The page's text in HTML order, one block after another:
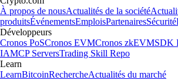
À propos de nousActualités de la société
produitsÉvénementsEmploisPartenairesSécurité
Développeurs
Cronos PoSCronos EVMCronos zkEVMSDK
IAMCP ServersTrading Skill Repo
Learn
LearnBitcoinRechercheActualités du marché